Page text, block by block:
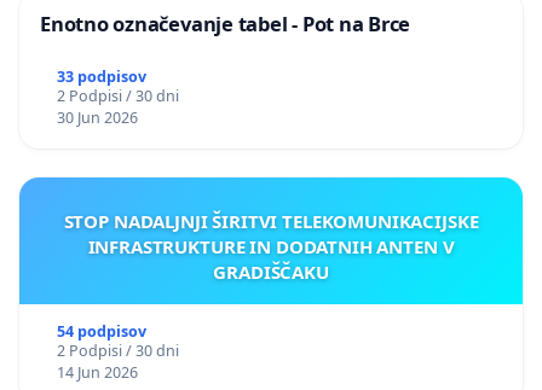
Enotno označevanje tabel - Pot na Brce
33 podpisov
2 Podpisi / 30 dni
30 Jun 2026
STOP NADALJNJI ŠIRITVI TELEKOMUNIKACIJSKE
INFRASTRUKTURE IN DODATNIH ANTEN V
GRADIŠČAKU
54 podpisov
2 Podpisi / 30 dni
14 Jun 2026